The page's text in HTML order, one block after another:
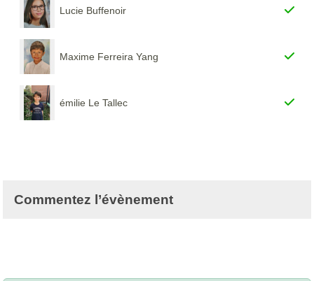
Lucie Buffenoir
Maxime Ferreira Yang
émilie Le Tallec
Commentez l’évènement